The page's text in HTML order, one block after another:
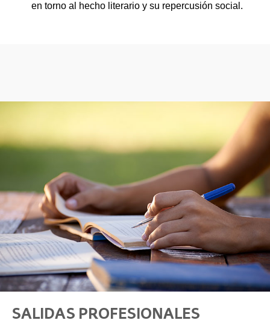
en torno al hecho literario y su repercusión social.
SALIDAS PROFESIONALES